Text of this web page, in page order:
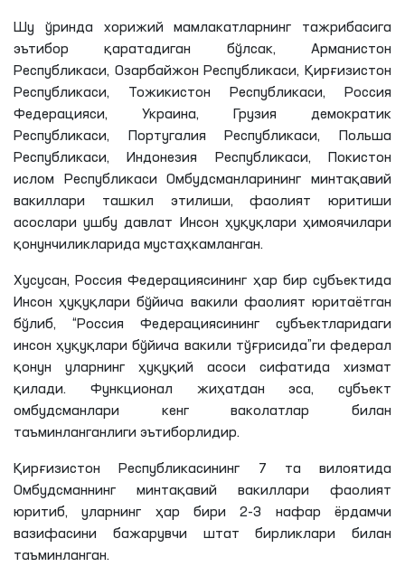
Шу ўринда хорижий мамлакатларнинг тажрибасига
эътибор қаратадиган бўлсак, Арманистон
Республикаси, Озарбайжон Республикаси, Қирғизистон
Республикаси, Тожикистон Республикаси, Россия
Федерацияси, Украина, Грузия демократик
Республикаси, Португалия Республикаси, Польша
Республикаси, Индонезия Республикаси, Покистон
ислом Республикаси Омбудсманларининг минтақавий
вакиллари ташкил этилиши, фаолият юритиши
асослари ушбу давлат Инсон ҳуқуқлари ҳимоячилари
қонунчиликларида мустаҳкамланган.
Хусусан, Россия Федерациясининг ҳар бир субъектида
Инсон ҳуқуқлари бўйича вакили фаолият юритаётган
бўлиб, “Россия Федерациясининг субъектларидаги
инсон ҳуқуқлари бўйича вакили тўғрисида”ги федерал
қонун уларнинг ҳуқуқий асоси сифатида хизмат
қилади. Функционал жиҳатдан эса, субъект
омбудсманлари кенг ваколатлар билан
таъминланганлиги эътиборлидир.
Қирғизистон Республикасининг 7 та вилоятида
Омбудсманнинг минтақавий вакиллари фаолият
юритиб, уларнинг ҳар бири 2-3 нафар ёрдамчи
вазифасини бажарувчи штат бирликлари билан
таъминланган.